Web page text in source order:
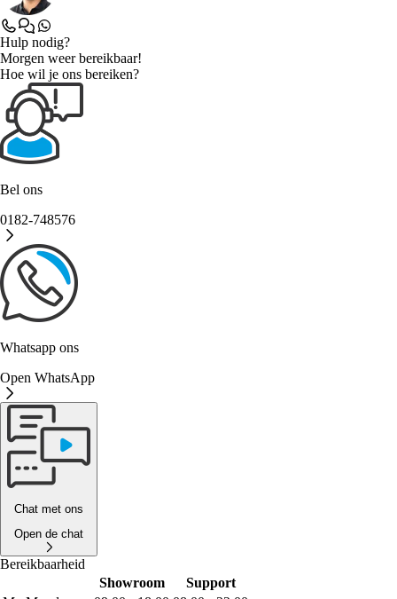
Hulp nodig?
Morgen weer bereikbaar!
Hoe wil je ons bereiken?
Bel ons
0182-748576
Whatsapp ons
Open WhatsApp
Chat met ons
Open de chat
Bereikbaarheid
Showroom
Support